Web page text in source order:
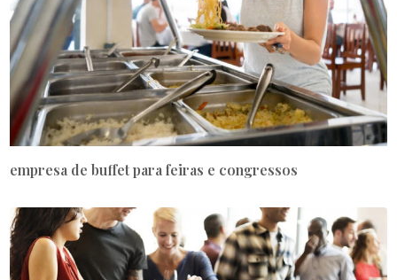
empresa de buffet para feiras e congressos